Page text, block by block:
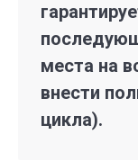
места на
внести
цикла).